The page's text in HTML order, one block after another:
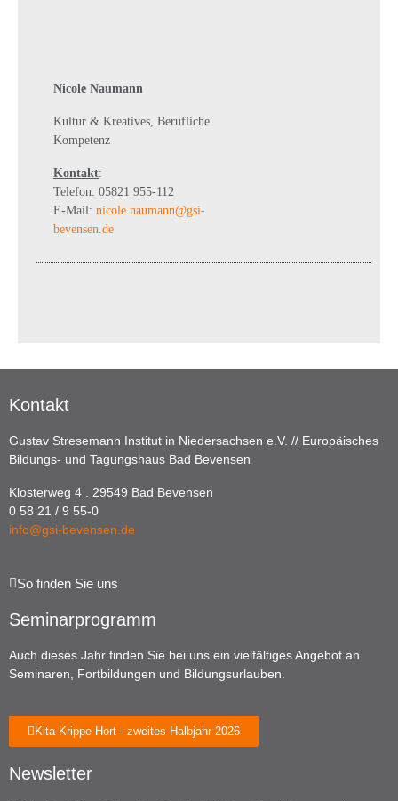
Nicole Naumann
Kultur & Kreatives, Berufliche
Kompetenz
Kontakt:
Telefon: 05821 955-112
E-Mail: nicole.naumann@gsi-
bevensen.de
Kontakt
Gustav Stresemann Institut in Niedersachsen e.V. // Europäisches
Bildungs- und Tagungshaus Bad Bevensen
Klosterweg 4 . 29549 Bad Bevensen
0 58 21 / 9 55-0
info@gsi-bevensen.de
So finden Sie uns
Seminarprogramm
Auch dieses Jahr finden Sie bei uns ein vielfältiges Angebot an
Seminaren, Fortbildungen und Bildungsurlauben.
Kita Krippe Hort - zweites Halbjahr 2026
Newsletter